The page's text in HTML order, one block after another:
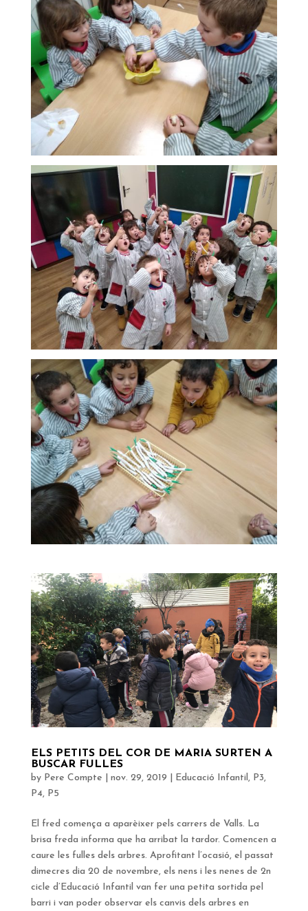
ELS PETITS DEL COR DE MARIA SURTEN A
BUSCAR FULLES
by Pere Compte nov. 29, 2019 Educació Infantil , P3,
P4, P5
El fred comença a aparèixer pels carrers de Valls. La
brisa freda informa que ha arribat la tardor. Comencen a
caure les fulles dels arbres. Aprofitant l’ocasió, el passat
dimecres dia 20 de novembre, els nens i les nenes de 2n
cicle d’Educació Infantil van fer una petita sortida pel
barri i van poder observar els canvis dels arbres en